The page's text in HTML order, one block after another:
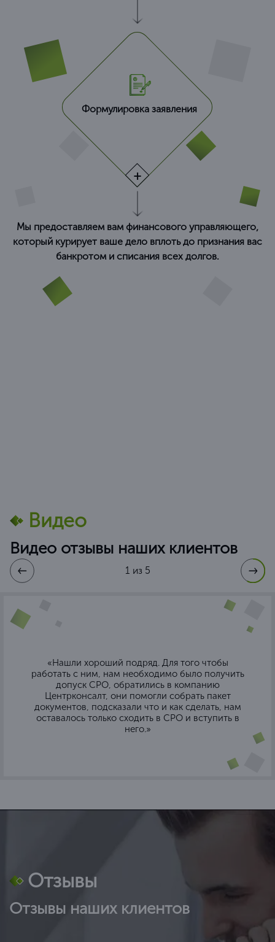
Формулировка заявления
Мы предоставляем вам финансового управляющего,
который курирует ваше дело вплоть до признания вас
банкротом и списания всех долгов.
Видео
Видео отзывы наших клиентов
1 из 5
«Нашли хороший подряд. Для того чтобы
работать с ним, нам необходимо было получить
допуск СРО, обратились в компанию
Центрконсалт, они помогли собрать пакет
документов, подсказали что и как сделать, нам
оставалось только сходить в СРО и вступить в
него.»
Отзывы
Отзывы наших клиентов